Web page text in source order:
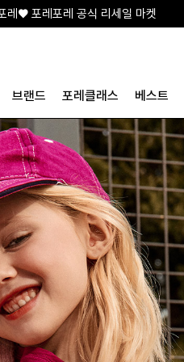
레♥ 포레포레 공식 리세일 마켓
브랜드 포레클래스 베스트